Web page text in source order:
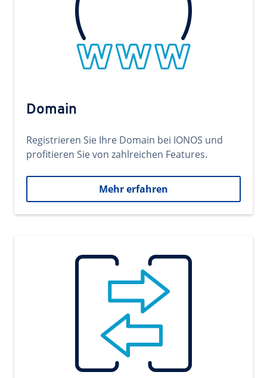
Domain
Registrieren Sie Ihre Domain bei IONOS und
profitieren Sie von zahlreichen Features.
Mehr erfahren